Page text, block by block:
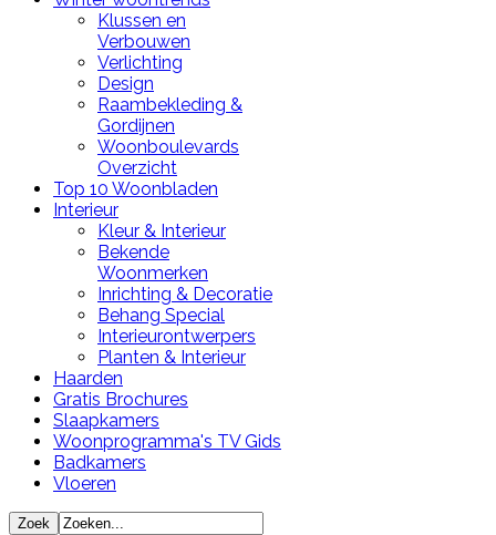
Klussen en
Verbouwen
Verlichting
Design
Raambekleding &
Gordijnen
Woonboulevards
Overzicht
Top 10 Woonbladen
Interieur
Kleur & Interieur
Bekende
Woonmerken
Inrichting & Decoratie
Behang Special
Interieurontwerpers
Planten & Interieur
Haarden
Gratis Brochures
Slaapkamers
Woonprogramma's TV Gids
Badkamers
Vloeren